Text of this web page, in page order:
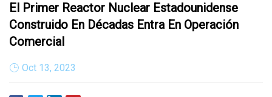
El Primer Reactor Nuclear Estadounidense
Construido En Décadas Entra En Operación
Comercial
Oct 13, 2023